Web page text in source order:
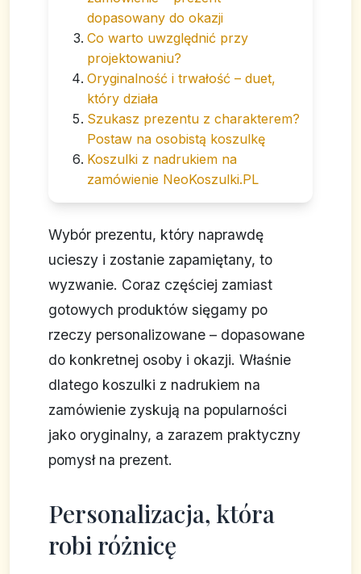
dopasowany do okazji
Co warto uwzględnić przy
projektowaniu?
Oryginalność i trwałość – duet,
który działa
Szukasz prezentu z charakterem?
Postaw na osobistą koszulkę
Koszulki z nadrukiem na
zamówienie NeoKoszulki.PL
Wybór prezentu, który naprawdę
ucieszy i zostanie zapamiętany, to
wyzwanie. Coraz częściej zamiast
gotowych produktów sięgamy po
rzeczy personalizowane – dopasowane
do konkretnej osoby i okazji. Właśnie
dlatego koszulki z nadrukiem na
zamówienie zyskują na popularności
jako oryginalny, a zarazem praktyczny
pomysł na prezent.
Personalizacja, która
robi różnicę